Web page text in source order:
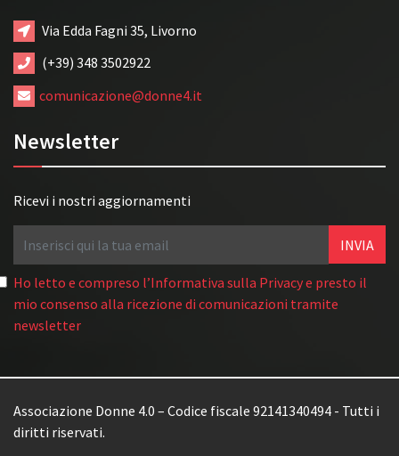
Via Edda Fagni 35, Livorno
(+39) 348 3502922
comunicazione@donne4.it
Newsletter
Ricevi i nostri aggiornamenti
Ho letto e compreso l’Informativa sulla Privacy e presto il
mio consenso alla ricezione di comunicazioni tramite
newsletter
Associazione Donne 4.0 – Codice fiscale 92141340494 - Tutti i
diritti riservati.